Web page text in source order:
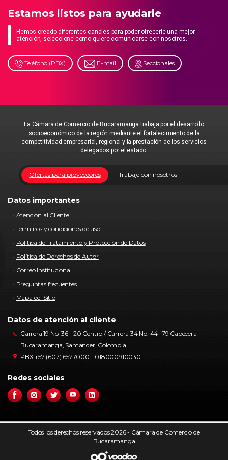
Estamos listos para ayudarle
Hemos creado diferentes canales para poder ofrecerle una mejor
atención, seleccione como quiere comunicarse con nosotros.
Teléfono (PBX) E-mail Seccionales
La Cámara de Comercio de Bucaramanga trabaja por el desarrollo
socioeconómico de la región mediante el fortalecimiento de la
competitividad empresarial, regional y la prestación de los servicios
delegados por el estado.
Trabaje con nosotros
Ofertas para proveedores
Datos importantes
Atencion al Cliente
Términos y condiciones de uso
Política de Tratamiento y Protección de Datos
Política de Derechos de Autor
Correo Institucional
Preguntas frecuentes
Mapa del Sitio
Datos de atención al cliente
Carrera 19 No. 36 - 20 Centro / Carrera 34 No. 44- 79 Cabecera
Bucaramanga, Santander, Colombia
PBX +57 (607) 6527000 - 018000910030
Redes sociales
Todos los derechos reservados 2026 - Cámara de Comercio de
Bucaramanga